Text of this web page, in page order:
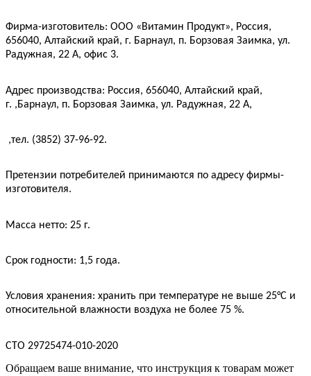
Фирма-изготовитель: ООО «Витамин Продукт», Россия,
656040, Алтайский край, г. Барнаул, п. Борзовая Заимка, ул.
Радужная, 22 А, офис 3.
Адрес производства: Россия, 656040, Алтайский край,
г. ,Барнаул, п. Борзовая Заимка, ул. Радужная, 22 А,
,тел. (3852) 37-96-92.
Претензии потребителей принимаются по адресу фирмы-
изготовителя.
Масса нетто: 25 г.
Срок годности: 1,5 года.
Условия хранения: хранить при температуре не выше 25°C и
относительной влажности воздуха не более 75 %.
СТО 29725474-010-2020
Обращаем ваше внимание, что инструкция к товарам может